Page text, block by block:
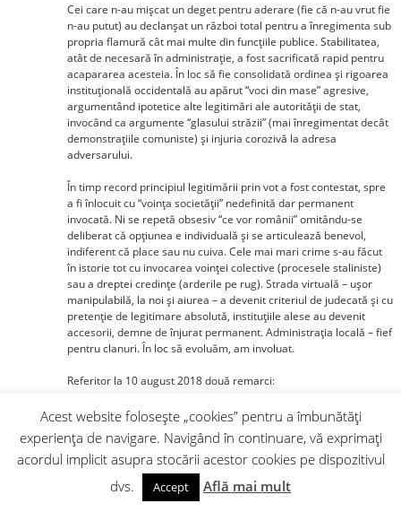
Cei care n-au mişcat un deget pentru aderare (fie că n-au vrut fie
n-au putut) au declanşat un război total pentru a înregimenta sub
propria flamură cât mai multe din funcţiile publice. Stabilitatea,
atât de necesară în administraţie, a fost sacrificată rapid pentru
acapararea acesteia. În loc să fie consolidată ordinea şi rigoarea
instituţională occidentală au apărut “voci din mase” agresive,
argumentând ipotetice alte legitimări ale autorităţii de stat,
invocând ca argumente “glasului străzii” (mai înregimentat decât
demonstraţiile comuniste) şi injuria corozivă la adresa
adversarului.
În timp record principiul legitimării prin vot a fost contestat, spre
a fi înlocuit cu “voinţa societăţii” nedefinită dar permanent
invocată. Ni se repetă obsesiv “ce vor românii” omitându-se
deliberat că opţiunea e individuală şi se articulează benevol,
indiferent că place sau nu cuiva. Cele mai mari crime s-au făcut
în istorie tot cu invocarea voinţei colective (procesele staliniste)
sau a dreptei credinţe (arderile pe rug). Strada virtuală – uşor
manipulabilă, la noi şi aiurea – a devenit criteriul de judecată şi cu
pretenţie de legitimare absolută, instituţiile alese au devenit
accesorii, demne de înjurat permanent. Administraţia locală – fief
pentru clanuri. În loc să evoluăm, am involuat.
Referitor la 10 august 2018 două remarci:
– Cine este cel mai vocal cerber al culpabilizării jandardarmeriei?
Un oarecare Bogdan Pîrlog, iniţial procuror militar, sancţionat
prin trimiterea disciplinară acasă dintr-o misiune internaţională,
pe care a periclitat-o. Asemenea cazuri sunt extrem de rare.
Când Comandantul misiunii EUROPOL din Afganistan iţi spune că
eşti prost, oriunde în lume mai primeşti o scatoalcă şi de la cei ce
Acest website folosește „cookies” pentru a îmbunătăți
experiența de navigare. Navigând în continuare, vă exprimați
acordul implicit asupra stocării acestor cookies pe dispozitivul
dvs.
Accept Află mai mult